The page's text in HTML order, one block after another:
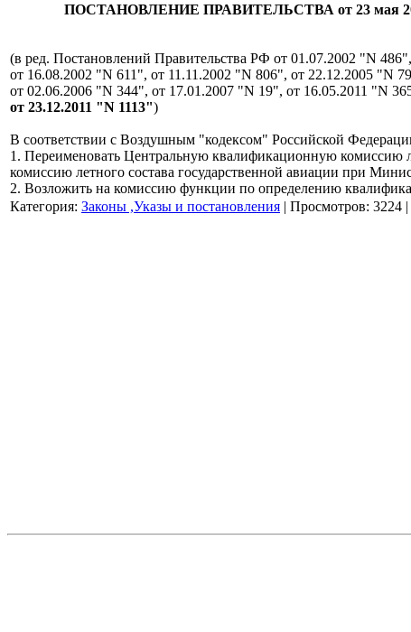
ПОСТАНОВЛЕНИЕ ПРАВИТЕЛЬСТВА от 23 мая
(в ред. Постановлений Правительства РФ от 01.07.2002 "N 486",
от 16.08.2002 "N 611", от 11.11.2002 "N 806", от 22.12.2005 "N
от 02.06.2006 "N 344", от 17.01.2007 "N 19", от 16.05.2011 "N
от 23.12.2011 "N 1113")
В соответствии с Воздушным "кодексом" Российской
1. Переименовать Центральную квалификационную комиссию
комиссию летного состава государственной авиации при
2. Возложить на комиссию функции по определению
Категория: Законы ,Указы и постановления | Просмотров: 3224